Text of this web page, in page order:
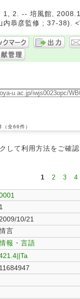
1, 2. -- 培風館,
内恭彦監修 ; 37-38).
全66件）
して利用方法をご確認
1 2 3 4
1
2009/10/21
言
報・言語
11684947